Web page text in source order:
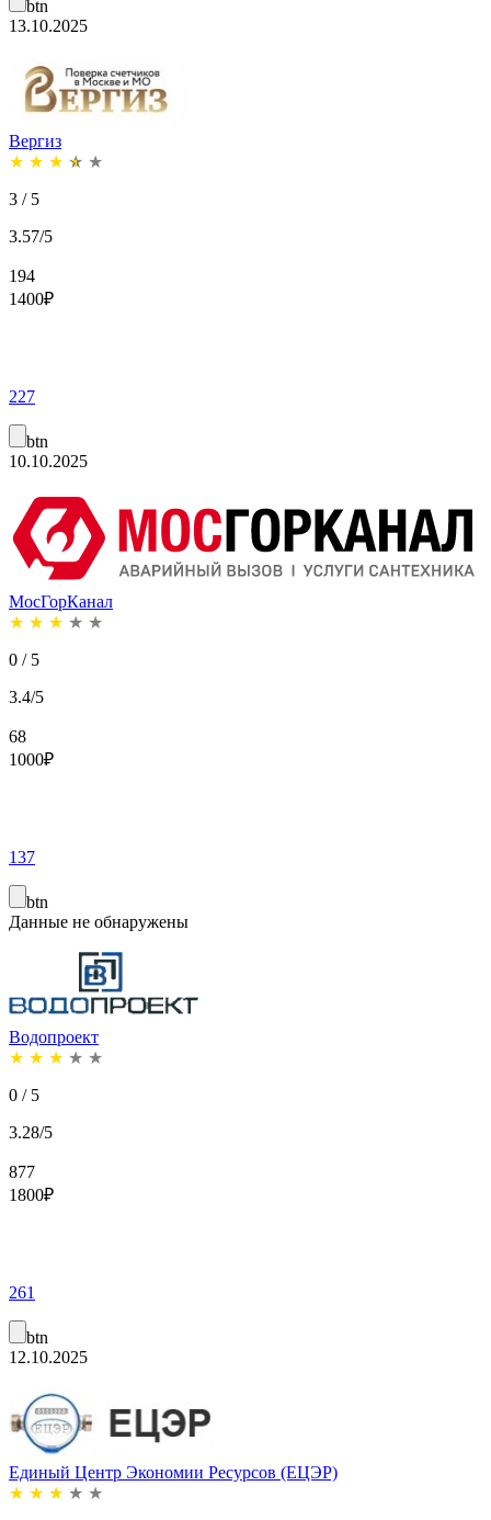
btn
13.10.2025
Вергиз
★ ★ ★ ★ ★
3 / 5
3.57/5
194
1400₽
227
btn
10.10.2025
МосГорКанал
★ ★ ★ ★ ★
0 / 5
3.4/5
68
1000₽
137
btn
Данные не обнаружены
Водопроект
★ ★ ★ ★ ★
0 / 5
3.28/5
877
1800₽
261
btn
12.10.2025
Единый Центр Экономии Ресурсов (ЕЦЭР)
★ ★ ★ ★ ★